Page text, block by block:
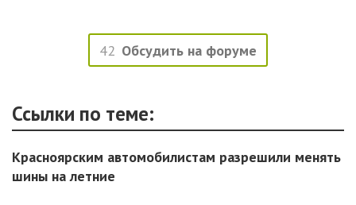
42 Обсудить на форуме
Ссылки по теме:
Красноярским автомобилистам разрешили менять
шины на летние